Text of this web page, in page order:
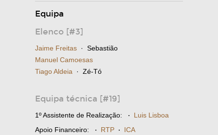
Equipa
Elenco [#3]
Jaime Freitas · Sebastião
Manuel Camoesas
Tiago Aldeia · Zé-Tó
Equipa técnica [#19]
1º Assistente de Realização: · Luis Lisboa
Apoio Financeiro: · RTP · ICA